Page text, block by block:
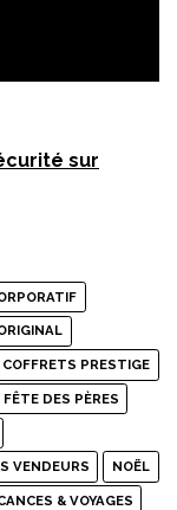
sur
COFFRETS PRESTIGE
FÊTE DES PÈRES
VENDEURS NOËL
& VOYAGES